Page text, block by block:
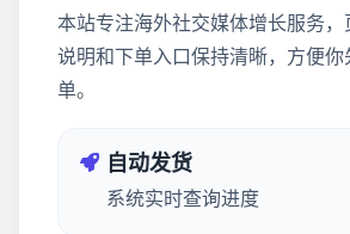
本站专注海外社交媒体增长服务
说明和下单入口保持清晰，方便
单。
自动发货
系统实时查询进度